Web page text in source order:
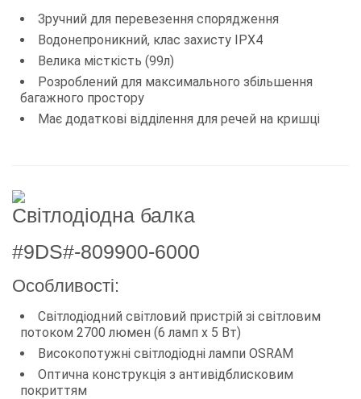
Зручний для перевезення спорядження
Водонепроникний, клас захисту IPX4
Велика місткість (99л)
Розроблений для максимального збільшення
багажного простору
Має додаткові відділення для речей на кришці
Світлодіодна балка
#9DS#-809900-6000
Особливості:
Світлодіодний світловий пристрій зі світловим
потоком 2700 люмен (6 ламп х 5 Вт)
Високопотужні світлодіодні лампи OSRAM
Оптична конструкція з антивідблисковим
покриттям